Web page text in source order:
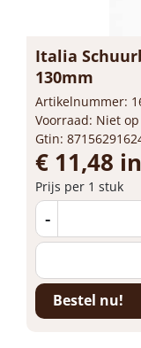
Italia
130mm
Artikelnummer:
Voorraad: Niet
Gtin:
€ 11,48
Prijs per 1 stuk
-
Bestel nu!